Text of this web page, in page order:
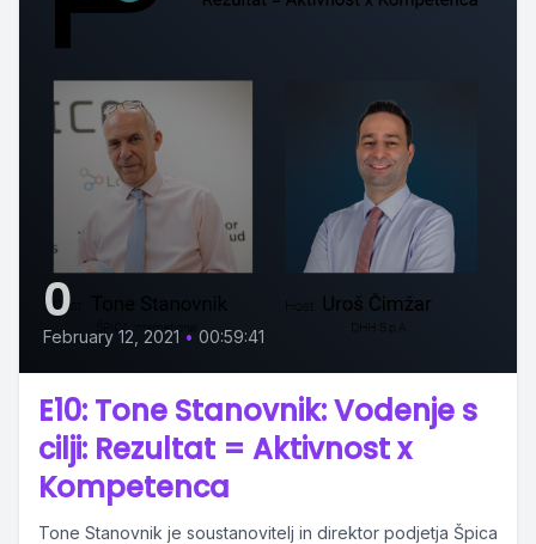
0
February 12, 2021 • 00:59:41
E10: Tone Stanovnik: Vodenje s
cilji: Rezultat = Aktivnost x
Kompetenca
Tone Stanovnik je soustanovitelj in direktor podjetja Špica